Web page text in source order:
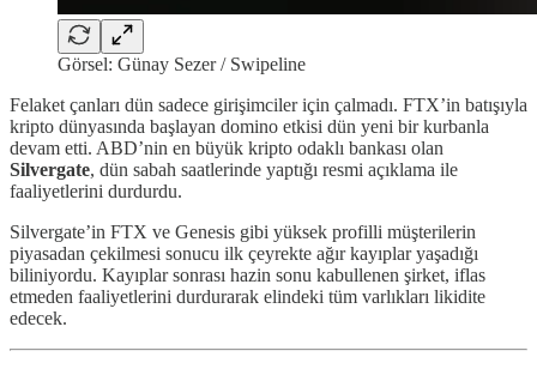
Görsel: Günay Sezer / Swipeline
Felaket çanları dün sadece girişimciler için çalmadı. FTX’in batışıyla
kripto dünyasında başlayan domino etkisi dün yeni bir kurbanla
devam etti. ABD’nin en büyük kripto odaklı bankası olan
Silvergate, dün sabah saatlerinde yaptığı resmi açıklama ile
faaliyetlerini durdurdu.
Silvergate’in FTX ve Genesis gibi yüksek profilli müşterilerin
piyasadan çekilmesi sonucu ilk çeyrekte ağır kayıplar yaşadığı
biliniyordu. Kayıplar sonrası hazin sonu kabullenen şirket, iflas
etmeden faaliyetlerini durdurarak elindeki tüm varlıkları likidite
edecek.